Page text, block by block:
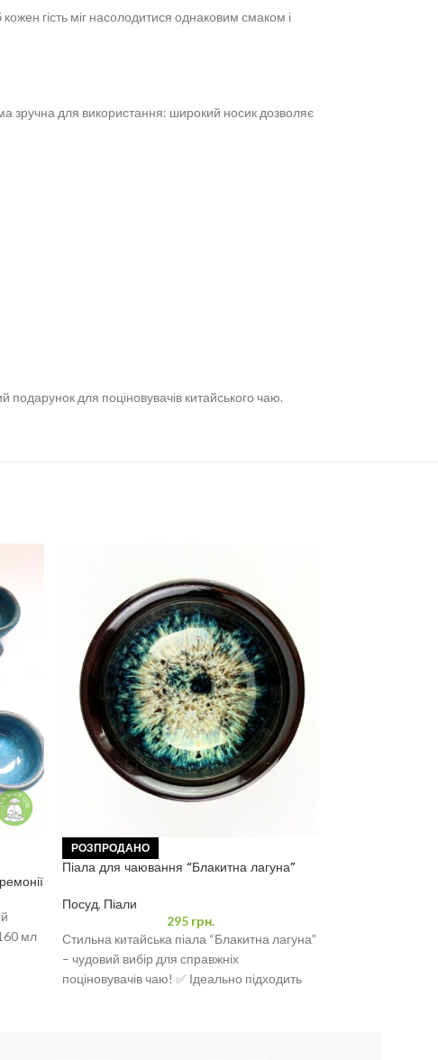
гість міг насолодитися однаковим смаком і
зручна для використання: широкий носик дозволяє
подарунок для поціновувачів китайського чаю.
мл
РОЗПРОДАНО
Піала для чаювання “Блакитна лагуна”
Посуд, Піали
295грн.
Стильна китайська піала “Блакитна лагуна”
– чудовий вибір для справжніх
поціновувачів чаю! ✅ Ідеально підходить